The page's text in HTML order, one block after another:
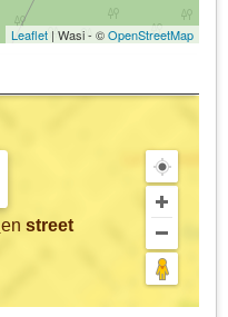
Leaflet | Wasi - ©OpenStreetMap
en street